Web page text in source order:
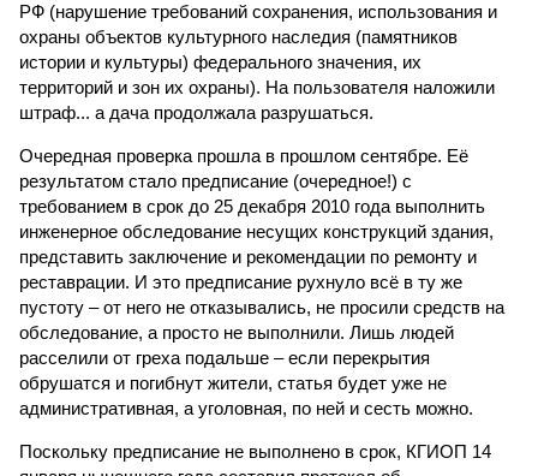
РФ (нарушение требований сохранения, использования и
охраны объектов культурного наследия (памятников
истории и культуры) федерального значения, их
территорий и зон их охраны). На пользователя наложили
штраф... а дача продолжала разрушаться.
Очередная проверка прошла в прошлом сентябре. Её
результатом стало предписание (очередное!) с
требованием в срок до 25 декабря 2010 года выполнить
инженерное обследование несущих конструкций здания,
представить заключение и рекомендации по ремонту и
реставрации. И это предписание рухнуло всё в ту же
пустоту – от него не отказывались, не просили средств на
обследование, а просто не выполнили. Лишь людей
расселили от греха подальше – если перекрытия
обрушатся и погибнут жители, статья будет уже не
административная, а уголовная, по ней и сесть можно.
Поскольку предписание не выполнено в срок, КГИОП 14